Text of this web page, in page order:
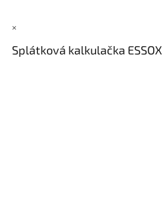
×
Splátková kalkulačka ESSOX